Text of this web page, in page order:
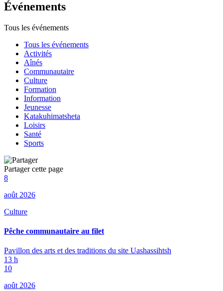
Événements
Tous les événements
Tous les événements
Activités
Aînés
Communautaire
Culture
Formation
Information
Jeunesse
Katakuhimatsheta
Loisirs
Santé
Sports
Partager cette page
8
août 2026
Culture
Pêche communautaire au filet
Pavillon des arts et des traditions du site Uashassihtsh
13 h
10
août 2026